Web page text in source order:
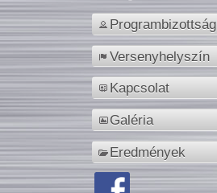
Programbizottság
Versenyhelyszín
Kapcsolat
Galéria
Eredmények